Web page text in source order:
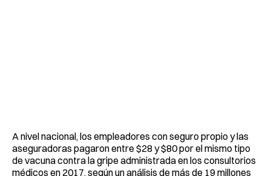
A nivel nacional, los empleadores con seguro propio y las
aseguradoras pagaron entre $28 y $80 por el mismo tipo
de vacuna contra la gripe administrada en los consultorios
médicos en 2017, según un análisis de más de 19 millones